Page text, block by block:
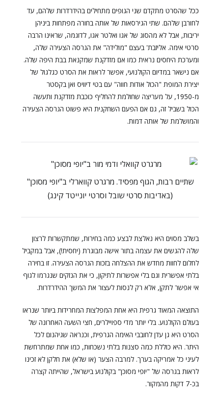
ככל שהסרט מתקדם שני הגופים מתחילים בהידרדרות שלהם, עד
לחורבן שלהם. שתי הגירסאות של אותה בחורה מפתחות ביניהן
יריבות, אבל לא מהסוג של אגו ואלטר אגו, לדוגמה, שראינו הרבה
סרטי אימה. אליזבת' בעצם "מולידה" את הגרסה הצעירה שלה,
ומערכת היחסים נראית כמו אם מזדקנת שמקנאת בבת היפה שלה.
אם נישאר במדיום הקולנועי, אפשר לראות את הסרט כגלגול של
יצירת המופת "הכול אודות חווה" עם בטי דיוויס ואן בקסטר
מ-1950, על מעריצה שחולמת להחליף כוכבת מזדקנת ותעשה
הכול בשביל זה, גם אם הפעם השחקנית היא פשוט הגרסה הצעירה
והמושלמת של אותה דמות.
שתיים רבות, הגוף מפסיד. מרגרט קווארלי ב"יופי מסוכן"
(באדיבות סרטי שובל וסרטי יונייטד קינג)
בשלב מסוים היא נאלצת לבצע כמה בחירות, שמתקשרות לרצון
שלה להגשים את עצמה בתור אישה מבוגרת (יחסית!), אבל במקביל
לחלום לחוות מחדש את ההצלחה בזכות הגרסה הצעירה. זו בחירה
בלתי אפשרית וגם בלי אפשרות לתיקון, כי את הנזקים שנגרמו לגוף
אי אפשר לתקן, אלא רק לנסות לעצור את המשך ההידרדרות.
התוצאה המאוד גרפית היא אחת המפלצות המחרידות ביותר שנראו
בעולם הקולנוע. בלי יותר מדי ספויילרים, חצי השעה האחרונה של
הסרט היא גן עדן לחובבי האימה הגרפית, וכנראה שגיהנום לכל
היתר. היא כוללת כמה סצנות בלתי נשכחות, כמו אחת שמתרחשת
לעיני כל אמריקה בערך. למרבה הצער (או שלא) את חלקן לא זכינו
לראות בגרסה של "יופי מסוכן" בקולנוע בישראל, שהייתה קצרה
בכ-7 דקות מהמקור.